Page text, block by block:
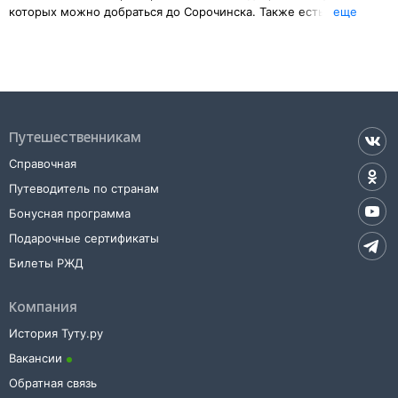
которых можно добраться до Сорочинска. Также есть
Также можно воспользоваться услугой заказа электронного ж/д
билета.
eще
Путешественникам
Справочная
Путеводитель по странам
Бонусная программа
Подарочные сертификаты
Билеты РЖД
Компания
История Туту.ру
Вакансии
Обратная связь